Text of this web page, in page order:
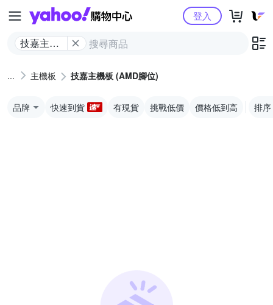
Yahoo購物中心
技嘉主機
腳位)
登入
主機板 技嘉主機板 (AMD腳位)
品牌 快速到貨 有現貨 挑戰低價 價格低到高 排序